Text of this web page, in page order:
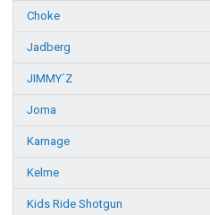
Choke
Jadberg
JIMMY´Z
Joma
Karnage
Kelme
Kids Ride Shotgun